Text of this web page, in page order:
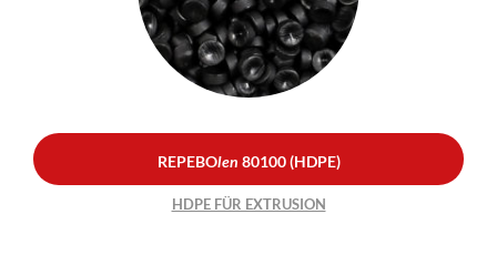
(HDPE)
HDPE FÜR EXTRUSION
REPEBOlen 80100 (HDPE)
HDPE FÜR EXTRUSION